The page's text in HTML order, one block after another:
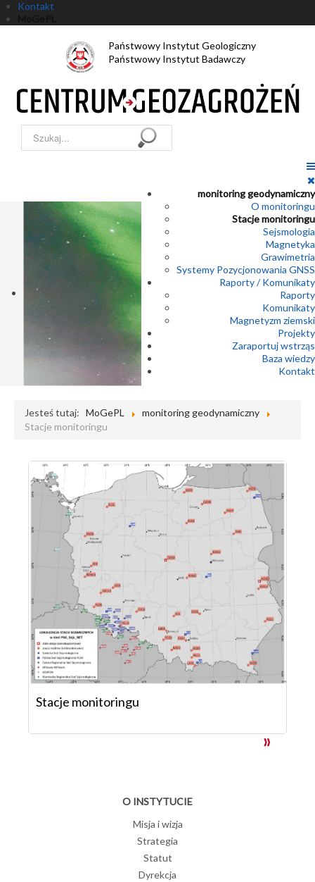
Kontakt
Państwowy Instytut Geologiczny
Państwowy Instytut Badawczy
Szukaj...
monitoring geodynamiczny
O monitoringu
Stacje monitoringu
Sejsmologia
Magnetyka
Grawimetria
Systemy Pozycjonowania GNSS
Raporty / Komunikaty
Raporty
Komunikaty
Magnetyzm ziemski
Projekty
Zaraportuj wstrząs
Baza wiedzy
Kontakt
Jesteś tutaj: MoGePL
monitoring geodynamiczny
Stacje monitoringu
Stacje monitoringu
O INSTYTUCIE
Misja i wizja
Strategia
Statut
Dyrekcja